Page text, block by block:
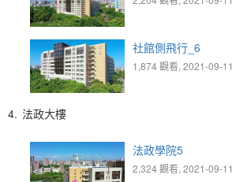
社館側飛行_6
1,874 觀看, 2021-09-11
4. 法政大樓
法政學院5
2,324 觀看, 2021-09-11